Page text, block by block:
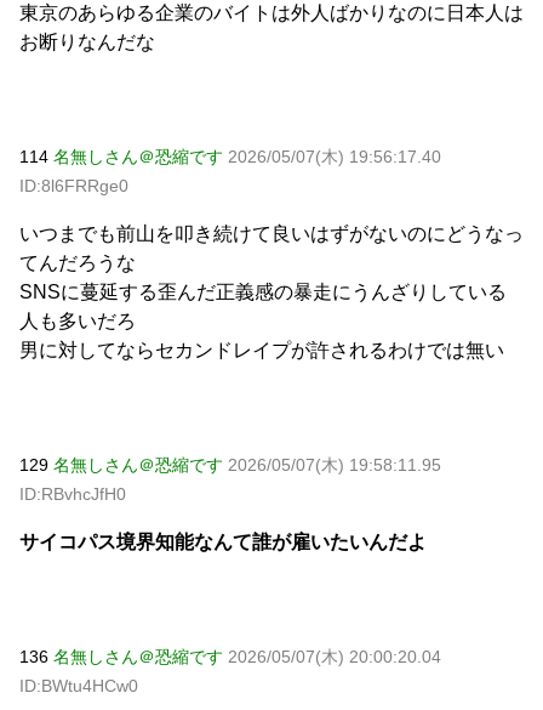
東京のあらゆる企業のバイトは外人ばかりなのに日本人は
お断りなんだな
114 名無しさん＠恐縮です 2026/05/07(木) 19:56:17.40
ID:8l6FRRge0
いつまでも前山を叩き続けて良いはずがないのにどうなっ
てんだろうな
SNSに蔓延する歪んだ正義感の暴走にうんざりしている
人も多いだろ
男に対してならセカンドレイプが許されるわけでは無い
129 名無しさん＠恐縮です 2026/05/07(木) 19:58:11.95
ID:RBvhcJfH0
サイコパス境界知能なんて誰が雇いたいんだよ
136 名無しさん＠恐縮です 2026/05/07(木) 20:00:20.04
ID:BWtu4HCw0